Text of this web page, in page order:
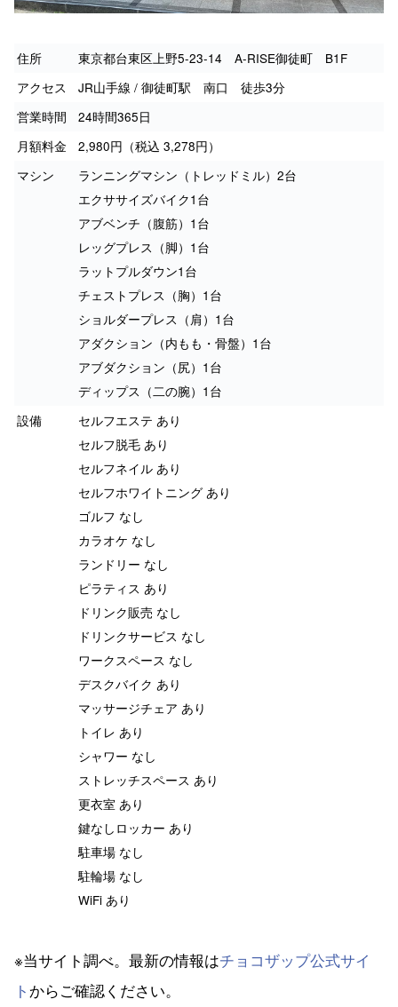
住所
東京都台東区上野5-23-14 A-RISE御徒町 B1F
アクセス
JR山手線 / 御徒町駅 南口 徒歩3分
営業時間
24時間365日
月額料金
2,980円（税込 3,278円）
マシン
ランニングマシン（トレッドミル）2台
エクササイズバイク1台
アブベンチ（腹筋）1台
レッグプレス（脚）1台
ラットプルダウン1台
チェストプレス（胸）1台
ショルダープレス（肩）1台
アダクション（内もも・骨盤）1台
アブダクション（尻）1台
ディップス（二の腕）1台
設備
セルフエステ あり
セルフ脱毛 あり
セルフネイル あり
セルフホワイトニング あり
ゴルフ なし
カラオケ なし
ランドリー なし
ピラティス あり
ドリンク販売 なし
ドリンクサービス なし
ワークスペース なし
デスクバイク あり
マッサージチェア あり
トイレ あり
シャワー なし
ストレッチスペース あり
更衣室 あり
鍵なしロッカー あり
駐車場 なし
駐輪場 なし
WiFi あり
※当サイト調べ。最新の情報はチョコザップ公式サイ
ト からご確認ください。